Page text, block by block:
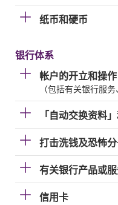
纸币和硬币
银行体系
帐户的开立和操作
（包括有关银行服
「自动交换资料
打击洗钱及恐怖
有关银行产品或
信用卡